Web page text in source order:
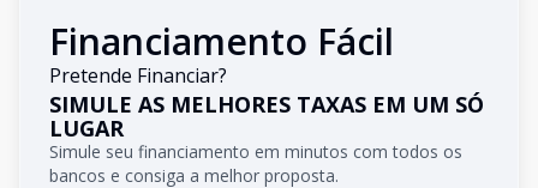
Financiamento Fácil
Pretende Financiar?
SIMULE AS MELHORES TAXAS EM UM SÓ
LUGAR
Simule seu financiamento em minutos com todos os
bancos e consiga a melhor proposta.